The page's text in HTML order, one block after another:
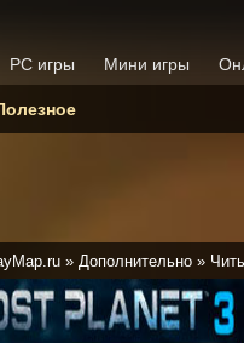
» Дополнительно »
PC игры Мини игры